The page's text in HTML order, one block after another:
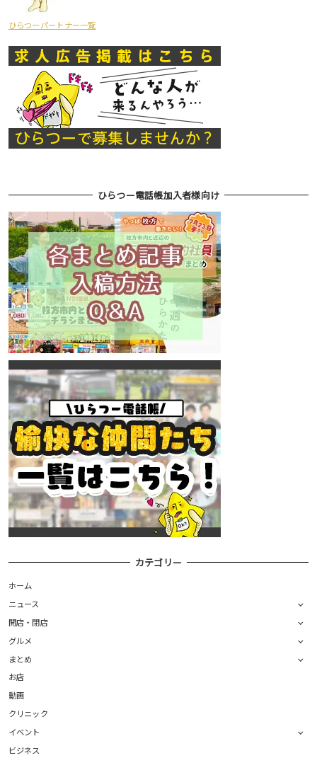
ひらつーパートナー一覧
ひらつー電話帳加入者様向け
カテゴリー
ホーム
ニュース
開店・閉店
グルメ
まとめ
お店
動画
クリニック
イベント
ビジネス